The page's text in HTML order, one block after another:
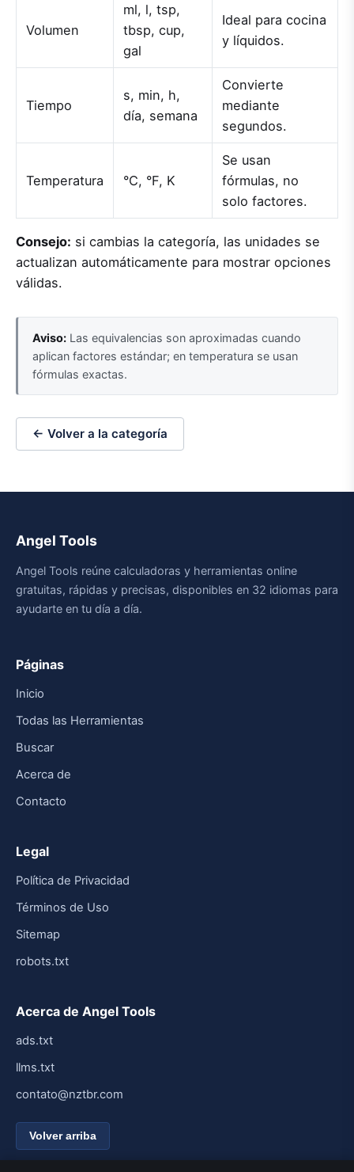
Volumen
ml, l, tsp,
tbsp, cup,
gal
Ideal para cocina
y líquidos.
Tiempo
s, min, h,
día, semana
Convierte
mediante
segundos.
Temperatura °C, °F, K
Se usan
fórmulas, no
solo factores.
Consejo: si cambias la categoría, las unidades se
actualizan automáticamente para mostrar opciones
válidas.
Aviso: Las equivalencias son aproximadas cuando
aplican factores estándar; en temperatura se usan
fórmulas exactas.
← Volver a la categoría
Angel Tools
Angel Tools reúne calculadoras y herramientas online
gratuitas, rápidas y precisas, disponibles en 32 idiomas para
ayudarte en tu día a día.
Páginas
Inicio
Todas las Herramientas
Buscar
Acerca de
Contacto
Legal
Política de Privacidad
Términos de Uso
Sitemap
robots.txt
Acerca de Angel Tools
ads.txt
llms.txt
contato@nztbr.com
Volver arriba